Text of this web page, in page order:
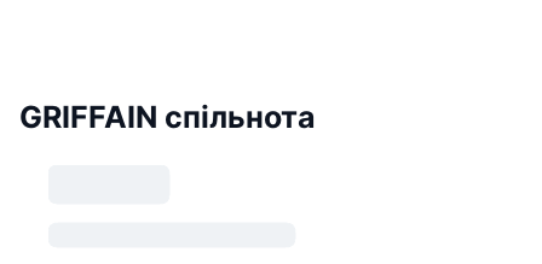
GRIFFAIN спільнота